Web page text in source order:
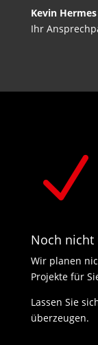
Kevin Hermes
Ihr
N
Noch nicht
Wir planen
Projekte für
Lassen Sie
überzeugen.